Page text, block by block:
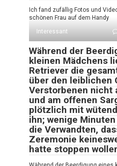
Ich fand zufällig Fotos und
schönen Frau auf dem Handy
Interessant
Während der
kleinen Mädchens
Retriever die
über den leiblichen
Verstorbenen nicht
und am offenen
plötzlich mit
ihn; wenige
die Verwandten,
Zeremonie
hatte stoppen